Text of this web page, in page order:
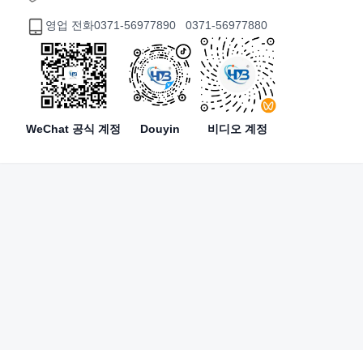
영업 전화0371-56977890 0371-56977880
WeChat 공식 계정 Douyin 비디오 계정